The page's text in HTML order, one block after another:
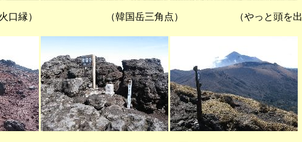
火口縁） （韓国岳三角点） （やっと頭を出